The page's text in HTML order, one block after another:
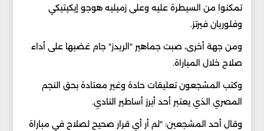
تمكنوا من السيطرة عليه وعلى زميليه هوجو إيكيتيكي
وفلوريان فيرتز.
ومن جهة أخرى، صبت جماهير "الريدز" جام غضبها على أداء
صلاح خلال المباراة.
وكتب المشجعون تعليقات حادة وغير معتادة بحق النجم
المصري الذي يعتبر أحد أبرز أساطير النادي.
وقال أحد المشجعين: "لم أر أي قرار صحيح لصلاح في مباراة